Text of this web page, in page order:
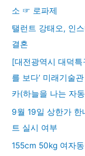
소 ☞ 로파제
탤런트 강태오, 인
결혼
[대전광역시 대덕특
를 보다’ 미래기술
카(하늘을 나는 자
9월 19일 상한가 한
트 실시 여부
155cm 50kg 여자